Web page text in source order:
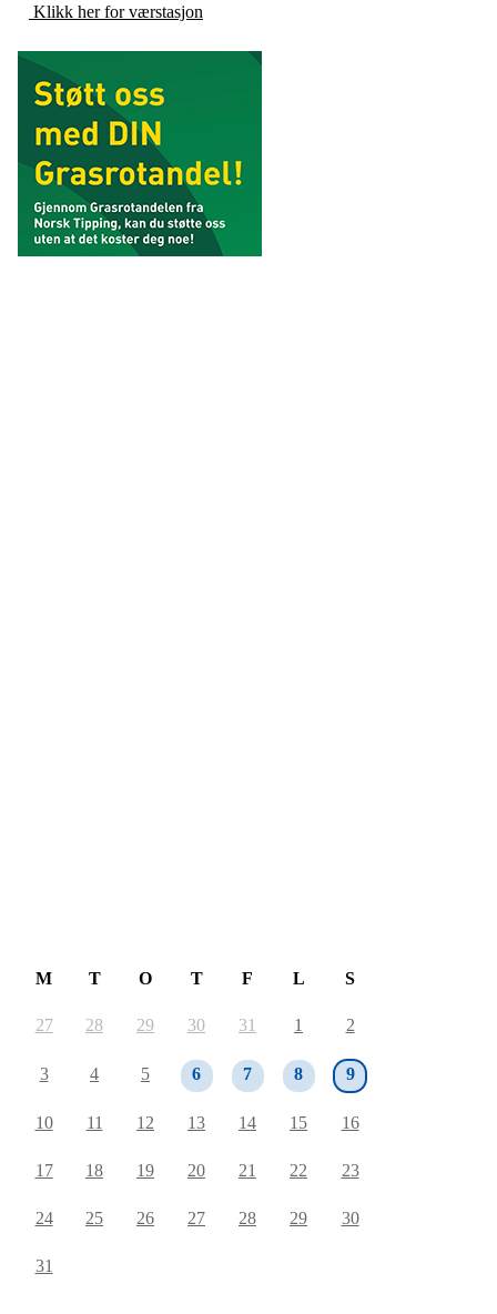
Klikk her for værstasjon
M T O T F L S
27 28 29 30 31 1 2
3 4 5 6 7 8 9
10 11 12 13 14 15 16
17 18 19 20 21 22 23
24 25 26 27 28 29 30
31